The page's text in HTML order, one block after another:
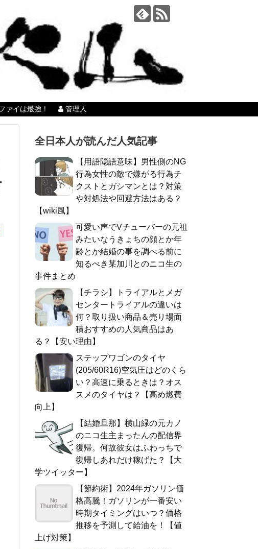
ァイは最強！ 管理人
全日本人が読んだ人気記事
【用語隠語意味】男性側のNG
行為女性の敵で嫌がる行為チ
クストとガシマンとは？対策
や対処法や回避方法はある？
【wiki風】
可愛い声でVチューバーの元祖
みたいなうきょちの顔とか年
齢とか結婚の事を調べる前に
知るべき某加川とのニコ生の
事件まとめ
【チラシ】トライアルとメガ
センタートライアルの違いは
何？取り扱い商品＆売り場面
積おすすめの人気商品はあ
る？【安い理由】
ステップワゴンのタイヤ
(205/60R16)空気圧はどのくら
い？高速に乗るときは？オス
スメのタイヤは？【高め燃費
向上】
【結婚旦那】横山緑の元カノ
のニコ生主まったんの配信界
復帰。何故彼女はふわっちで
復帰しあれだけ稼げた？【大
学ツイッター】
【節約術】2024年ガソリン価
格高騰！ガソリンが一番安い
時期タイミングはいつ？価格
推移を予測して給油を！【値
上げ対策】